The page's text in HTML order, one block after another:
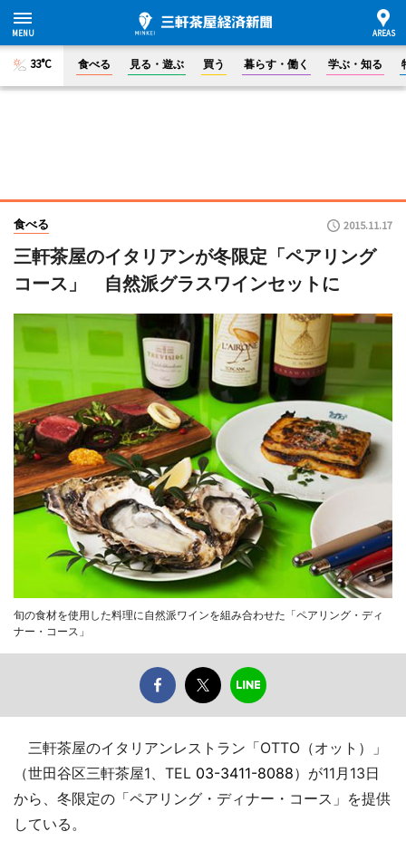
33°C 食べる 見る・遊ぶ 買う 暮らす・働く 学ぶ・知る
食べる 2015.11.17
三軒茶屋のイタリアンが冬限定「ペアリング
コース」 自然派グラスワインセットに
旬の食材を使用した料理に自然派ワインを組み合わせた「ペアリング・ディ
ナー・コース」
三軒茶屋のイタリアンレストラン「OTTO（オット）」
（世田谷区三軒茶屋1、TEL 03-3411-8088）が11月13日
から、冬限定の「ペアリング・ディナー・コース」を提供
している。